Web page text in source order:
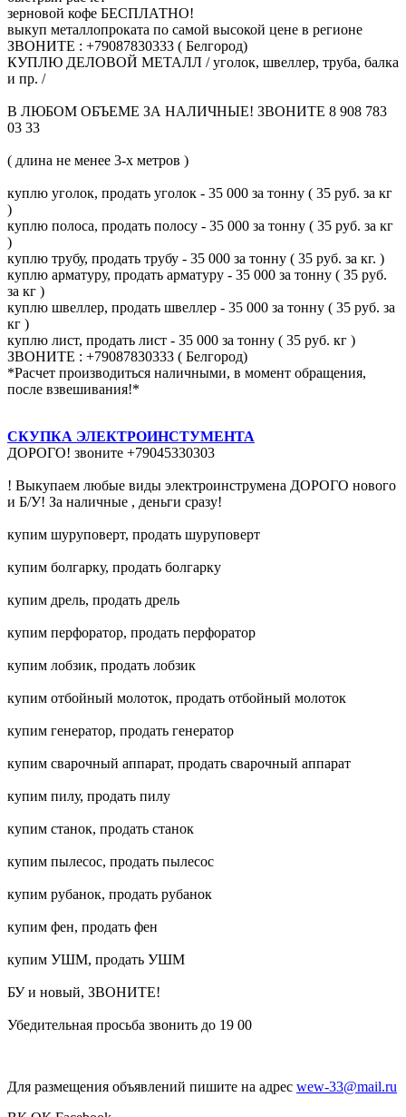
зерновой кофе БЕСПЛАТНО!
выкуп металлопроката по самой высокой цене в регионе
ЗВОНИТЕ : +79087830333 ( Белгород)
КУПЛЮ ДЕЛОВОЙ МЕТАЛЛ / уголок, швеллер, труба, балка
и пр. /
В ЛЮБОМ ОБЪЕМЕ ЗА НАЛИЧНЫЕ! ЗВОНИТЕ 8 908 783
03 33
( длина не менее 3-х метров )
куплю уголок, продать уголок - 35 000 за тонну ( 35 руб. за кг
)
куплю полоса, продать полосу - 35 000 за тонну ( 35 руб. за кг
)
куплю трубу, продать трубу - 35 000 за тонну ( 35 руб. за кг. )
куплю арматуру, продать арматуру - 35 000 за тонну ( 35 руб.
за кг )
куплю швеллер, продать швеллер - 35 000 за тонну ( 35 руб. за
кг )
куплю лист, продать лист - 35 000 за тонну ( 35 руб. кг )
ЗВОНИТЕ : +79087830333 ( Белгород)
*Расчет производиться наличными, в момент обращения,
после взвешивания!*
СКУПКА ЭЛЕКТРОИНСТУМЕНТА
ДОРОГО! звоните +79045330303
! Выкупаем любые виды электроинструмена ДОРОГО нового
и Б/У! За наличные , деньги сразу!
купим шуруповерт, продать шуруповерт
купим болгарку, продать болгарку
купим дрель, продать дрель
купим перфоратор, продать перфоратор
купим лобзик, продать лобзик
купим отбойный молоток, продать отбойный молоток
купим генератор, продать генератор
купим сварочный аппарат, продать сварочный аппарат
купим пилу, продать пилу
купим станок, продать станок
купим пылесос, продать пылесос
купим рубанок, продать рубанок
купим фен, продать фен
купим УШМ, продать УШМ
БУ и новый, ЗВОНИТЕ!
Убедительная просьба звонить до 19 00
Для размещения объявлений пишите на адрес wew-33@mail.ru